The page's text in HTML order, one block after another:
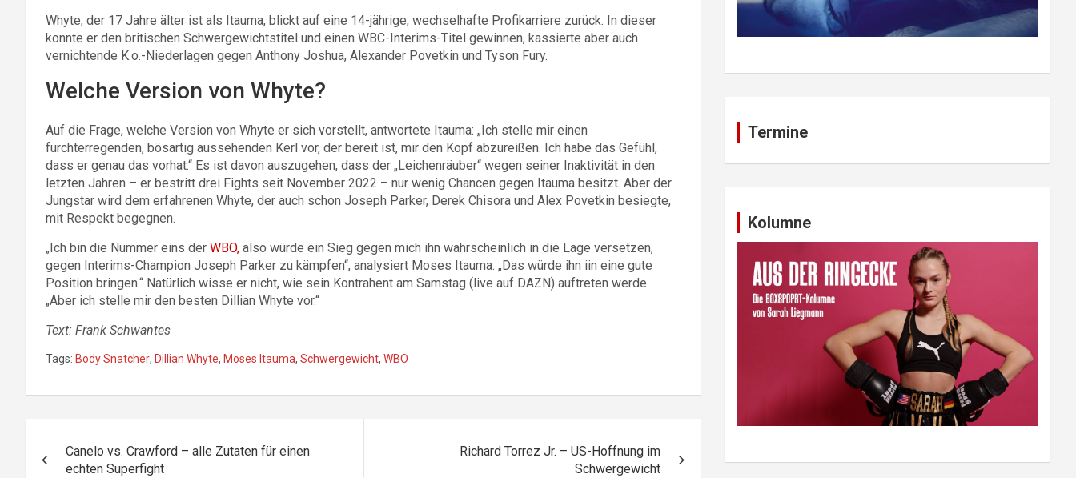
Whyte, der 17 Jahre älter ist als Itauma, blickt auf eine 14-jährige, wechselhafte Profikarriere zurück. In dieser
konnte er den britischen Schwergewichtstitel und einen WBC-Interims-Titel gewinnen, kassierte aber auch
vernichtende K.o.-Niederlagen gegen Anthony Joshua, Alexander Povetkin und Tyson Fury.
Welche Version von Whyte?
Auf die Frage, welche Version von Whyte er sich vorstellt, antwortete Itauma: „Ich stelle mir einen
furchterregenden, bösartig aussehenden Kerl vor, der bereit ist, mir den Kopf abzureißen. Ich habe das Gefühl,
dass er genau das vorhat.“ Es ist davon auszugehen, dass der „Leichenräuber“ wegen seiner Inaktivität in den
letzten Jahren – er bestritt drei Fights seit November 2022 – nur wenig Chancen gegen Itauma besitzt. Aber der
Jungstar wird dem erfahrenen Whyte, der auch schon Joseph Parker, Derek Chisora und Alex Povetkin besiegte,
mit Respekt begegnen.
„Ich bin die Nummer eins der WBO, also würde ein Sieg gegen mich ihn wahrscheinlich in die Lage versetzen,
gegen Interims-Champion Joseph Parker zu kämpfen“, analysiert Moses Itauma. „Das würde ihn iin eine gute
Position bringen.“ Natürlich wisse er nicht, wie sein Kontrahent am Samstag (live auf DAZN) auftreten werde.
„Aber ich stelle mir den besten Dillian Whyte vor.“
Text: Frank Schwantes
Tags: Body Snatcher, Dillian Whyte, Moses Itauma, Schwergewicht, WBO
Canelo vs. Crawford – alle Zutaten für einen
echten Superfight
Richard Torrez Jr. – US-Hoffnung im
Schwergewicht
Termine
Kolumne